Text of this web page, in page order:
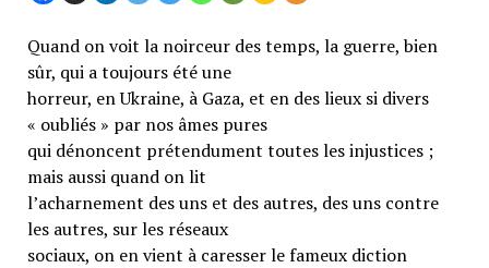
Quand on voit la noirceur des temps, la guerre, bien
sûr, qui a toujours été une
horreur, en Ukraine, à Gaza, et en des lieux si divers
« oubliés » par nos âmes pures
qui dénoncent prétendument toutes les injustices ;
mais aussi quand on lit
l’acharnement des uns et des autres, des uns contre
les autres, sur les réseaux
sociaux, on en vient à caresser le fameux diction